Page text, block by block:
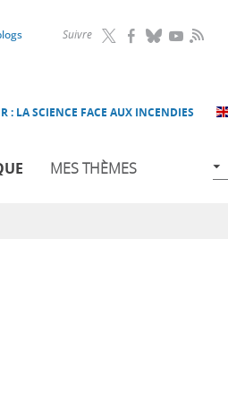
Suivre RSS
: LA SCIENCE FACE AUX INCENDIES
MES THÈMES